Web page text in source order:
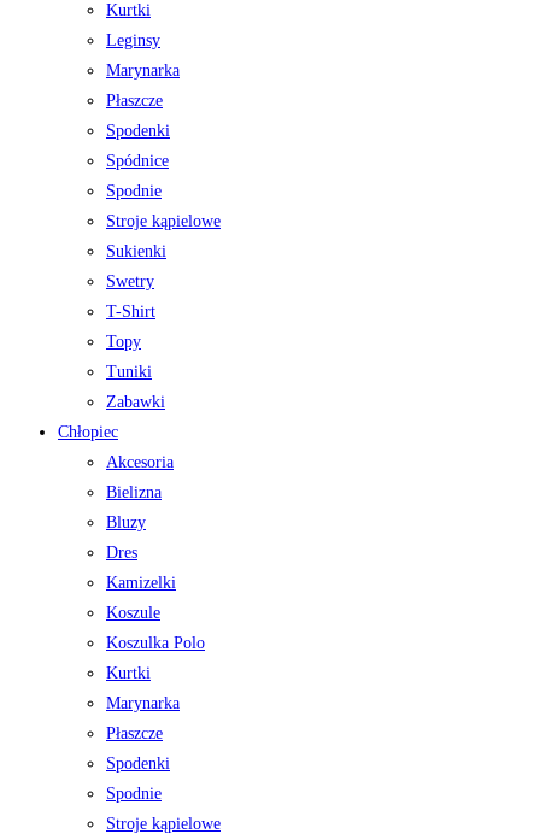
Kurtki
Leginsy
Marynarka
Płaszcze
Spodenki
Spódnice
Spodnie
Stroje kąpielowe
Sukienki
Swetry
T-Shirt
Topy
Tuniki
Zabawki
Chłopiec
Akcesoria
Bielizna
Bluzy
Dres
Kamizelki
Koszule
Koszulka Polo
Kurtki
Marynarka
Płaszcze
Spodenki
Spodnie
Stroje kąpielowe